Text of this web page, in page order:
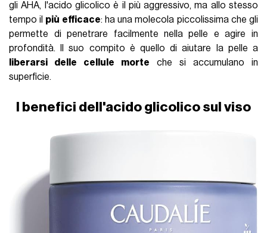
gli AHA, l'acido glicolico è il più aggressivo, ma allo stesso
tempo il più efficace: ha una molecola piccolissima che gli
permette di penetrare facilmente nella pelle e agire in
profondità. Il suo compito è quello di aiutare la pelle a
liberarsi delle cellule morte che si accumulano in
superficie.
I benefici dell'acido glicolico sul viso